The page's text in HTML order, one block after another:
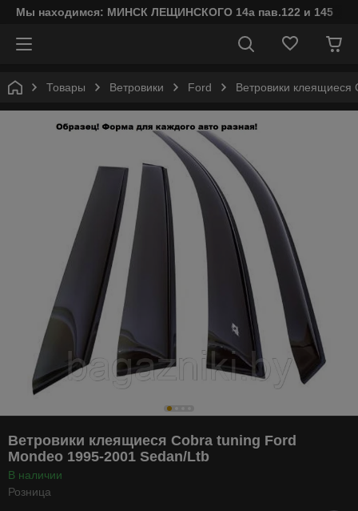
Мы находимся: МИНСК ЛЕЩИНСКОГО 14а пав.122 и 145
Товары Ветровики Ford Ветровики
Ветровики клеящиеся Cobra tuning Ford
Mondeo 1995-2001 Sedan/Ltb
В наличии
Розница